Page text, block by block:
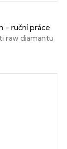
- ruční práce
raw diamantu